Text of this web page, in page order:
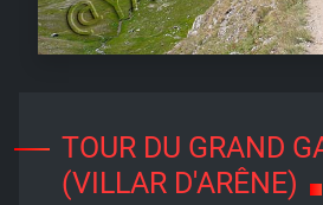
TOUR DU GRAND
(VILLAR D'ARÊNE)